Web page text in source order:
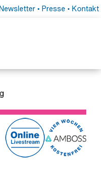
• Presse • Kontakt